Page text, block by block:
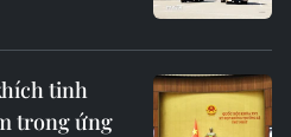
tinh
trong ứng